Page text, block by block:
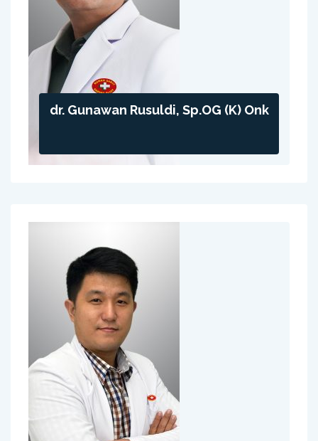
dr. Gunawan Rusuldi, Sp.OG (K) Onk